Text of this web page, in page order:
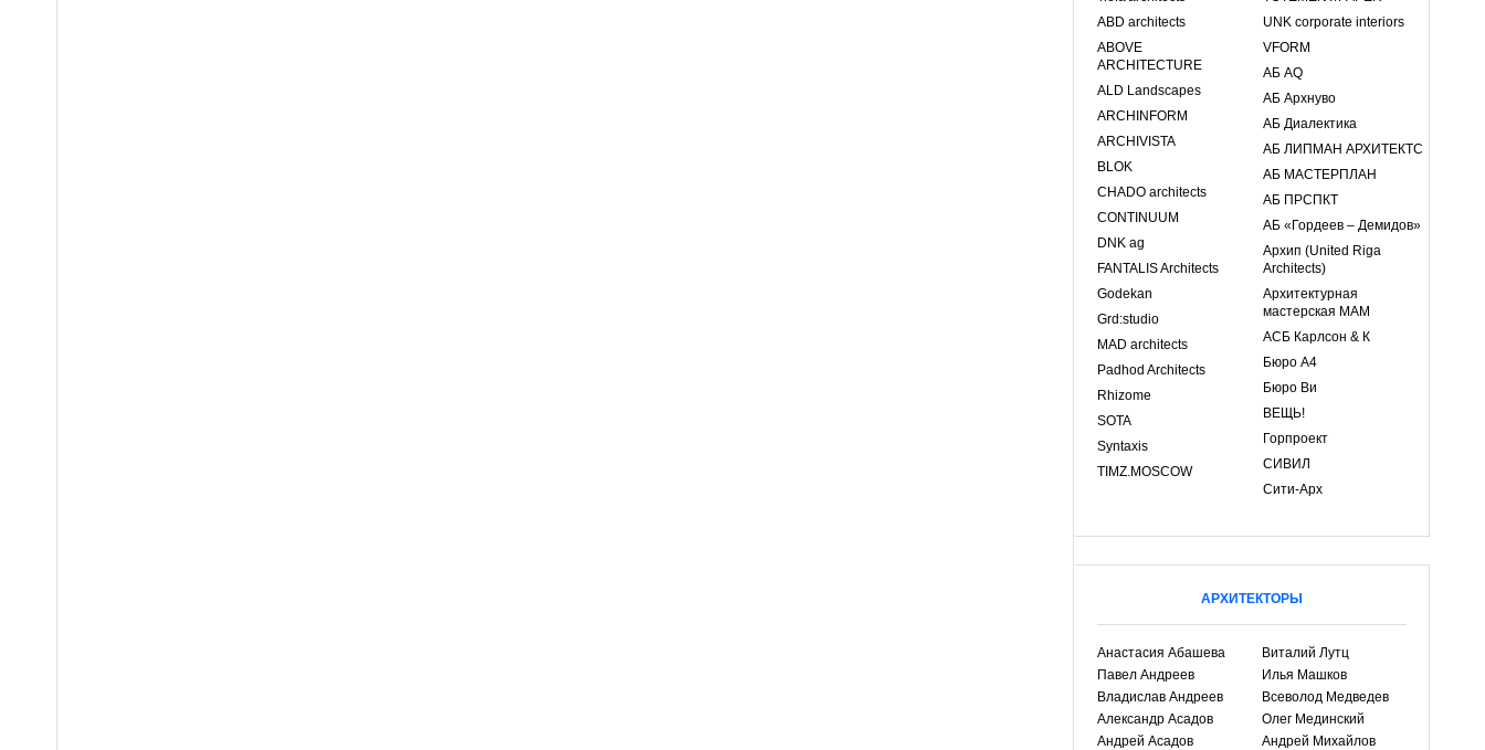
ABD architects
ABOVE
ARCHITECTURE
ALD Landscapes
ARCHINFORM
ARCHIVISTA
BLOK
CHADO architects
CONTINUUM
DNK ag
FANTALIS Architects
Godekan
Grd:studio
MAD architects
Padhod Architects
Rhizome
SOTA
Syntaxis
TIMZ.MOSCOW
UNK corporate interiors
VFORM
АБ AQ
АБ Архнуво
АБ Диалектика
АБ ЛИПМАН АРХИТЕКТС
АБ МАСТЕРПЛАН
АБ ПРСПКТ
АБ «Гордеев – Демидов»
Архип (United Riga
Architects)
Архитектурная
мастерская МАМ
АСБ Карлсон & К
Бюро А4
Бюро Ви
ВЕЩЬ!
Горпроект
СИВИЛ
Сити-Арх
АРХИТЕКТОРЫ
Анастасия Абашева
Павел Андреев
Владислав Андреев
Александр Асадов
Андрей Асадов
Виталий Лутц
Илья Машков
Всеволод Медведев
Олег Мединский
Андрей Михайлов